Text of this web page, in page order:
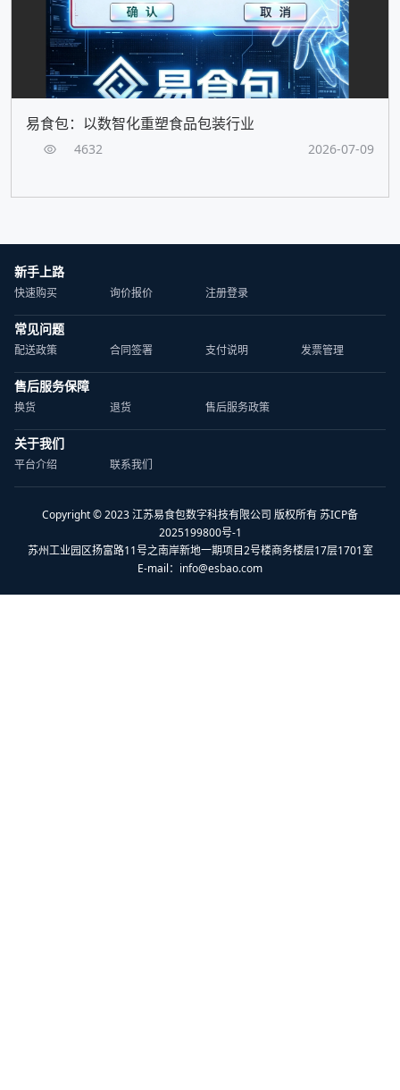
易食包：以数智化重塑食品包装行业
4632 2026-07-09
新手上路
快速购买 询价报价 注册登录
常见问题
配送政策 合同签署 支付说明 发票管理
售后服务保障
换货 退货 售后服务政策
关于我们
平台介绍 联系我们
Copyright © 2023 江苏易食包数字科技有限公司 版权所有 苏ICP备
2025199800号-1
苏州工业园区扬富路11号之南岸新地一期项目2号楼商务楼层17层1701室
E-mail： info@esbao.com